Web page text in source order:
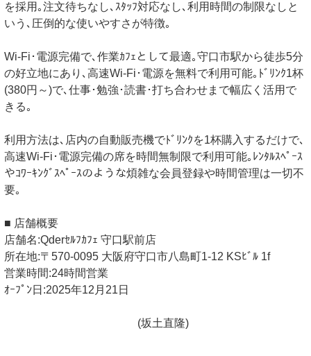
を採用｡注文待ちなし､ｽﾀｯﾌ対応なし､利用時間の制限なしと
いう､圧倒的な使いやすさが特徴｡
Wi-Fi･電源完備で､作業ｶﾌｪとして最適｡守口市駅から徒歩5分
の好立地にあり､高速Wi-Fi･電源を無料で利用可能｡ﾄﾞﾘﾝｸ1杯
(380円～)で､仕事･勉強･読書･打ち合わせまで幅広く活用で
きる｡
利用方法は､店内の自動販売機でﾄﾞﾘﾝｸを1杯購入するだけで､
高速Wi-Fi･電源完備の席を時間無制限で利用可能｡ﾚﾝﾀﾙｽﾍﾟｰｽ
やｺﾜｰｷﾝｸﾞｽﾍﾟｰｽのような煩雑な会員登録や時間管理は一切不
要｡
■ 店舗概要
店舗名:Qderｾﾙﾌｶﾌｪ 守口駅前店
所在地:〒570-0095 大阪府守口市八島町1-12 KSﾋﾞﾙ 1f
営業時間:24時間営業
ｵｰﾌﾟﾝ日:2025年12月21日
(坂土直隆)